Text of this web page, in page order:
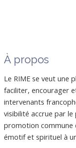
À propos
Le RIME se veut
faciliter, encourager
intervenants
visibilité accrue par
promotion commune
émotif et spirituel à